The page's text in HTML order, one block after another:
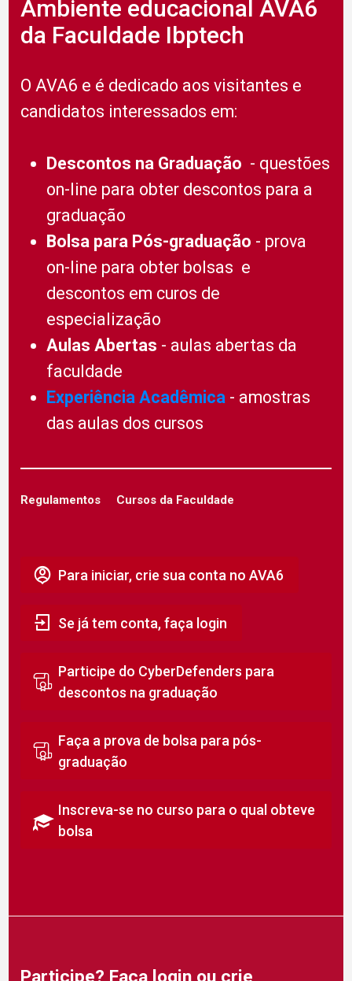
Ambiente educacional AVA6
da Faculdade Ibptech
O AVA6 e é dedicado aos visitantes e
candidatos interessados em:
Descontos na Graduação - questões
on-line para obter descontos para a
graduação
Bolsa para Pós-graduação - prova
on-line para obter bolsas e
descontos em curos de
especialização
Aulas Abertas - aulas abertas da
faculdade
Experiência Acadêmica - amostras
das aulas dos cursos
Regulamentos Cursos da Faculdade
Para iniciar, crie sua conta no AVA6
Se já tem conta, faça login
Participe do CyberDefenders para
descontos na graduação
Faça a prova de bolsa para pós-
graduação
Inscreva-se no curso para o qual obteve
bolsa
Participe? Faça login ou crie